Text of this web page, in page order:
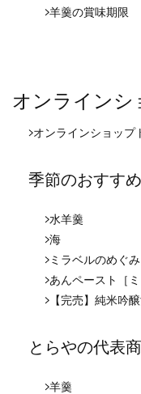
羊羹の賞味期限
オンラインシ
オンラインショップ
季節のおすすめ
水羊羹
海
ミラベルのめぐみ
あんペースト［ミ
【完売】純米吟
とらやの代表
羊羹